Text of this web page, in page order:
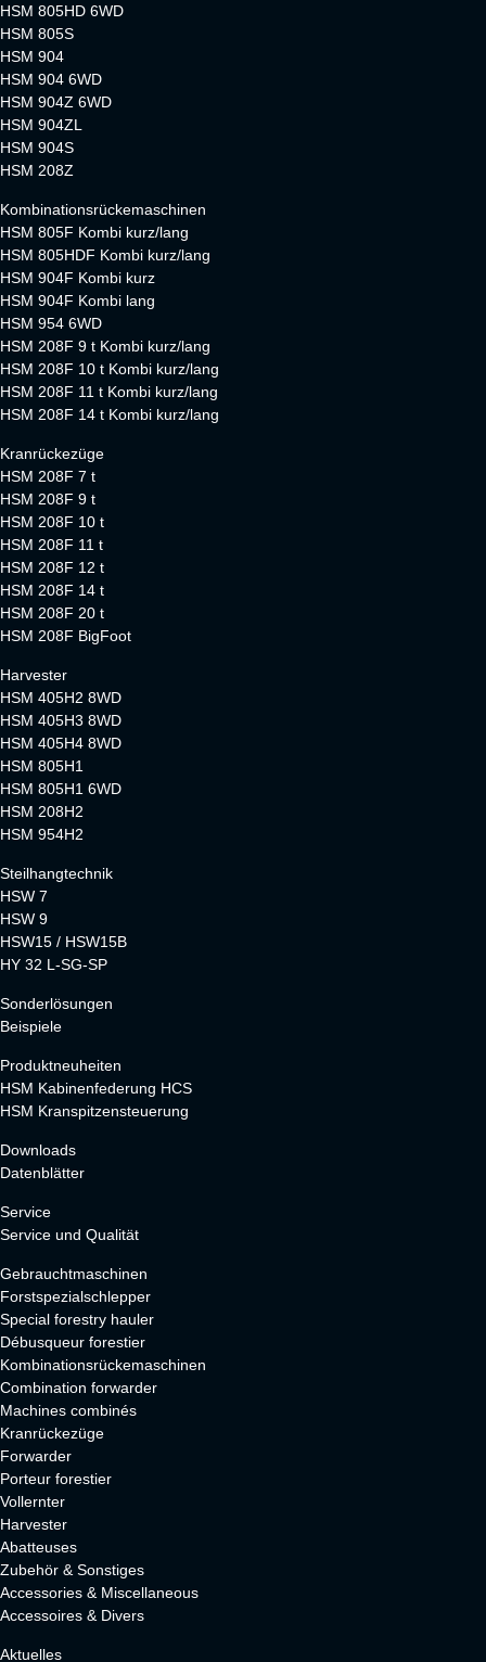
HSM 805HD 6WD
HSM 805S
HSM 904
HSM 904 6WD
HSM 904Z 6WD
HSM 904ZL
HSM 904S
HSM 208Z
Kombinationsrückemaschinen
HSM 805F Kombi kurz/lang
HSM 805HDF Kombi kurz/lang
HSM 904F Kombi kurz
HSM 904F Kombi lang
HSM 954 6WD
HSM 208F 9 t Kombi kurz/lang
HSM 208F 10 t Kombi kurz/lang
HSM 208F 11 t Kombi kurz/lang
HSM 208F 14 t Kombi kurz/lang
Kranrückezüge
HSM 208F 7 t
HSM 208F 9 t
HSM 208F 10 t
HSM 208F 11 t
HSM 208F 12 t
HSM 208F 14 t
HSM 208F 20 t
HSM 208F BigFoot
Harvester
HSM 405H2 8WD
HSM 405H3 8WD
HSM 405H4 8WD
HSM 805H1
HSM 805H1 6WD
HSM 208H2
HSM 954H2
Steilhangtechnik
HSW 7
HSW 9
HSW15 / HSW15B
HY 32 L-SG-SP
Sonderlösungen
Beispiele
Produktneuheiten
HSM Kabinenfederung HCS
HSM Kranspitzensteuerung
Downloads
Datenblätter
Service
Service und Qualität
Gebrauchtmaschinen
Forstspezialschlepper
Special forestry hauler
Débusqueur forestier
Kombinationsrückemaschinen
Combination forwarder
Machines combinés
Kranrückezüge
Forwarder
Porteur forestier
Vollernter
Harvester
Abatteuses
Zubehör & Sonstiges
Accessories & Miscellaneous
Accessoires & Divers
Aktuelles